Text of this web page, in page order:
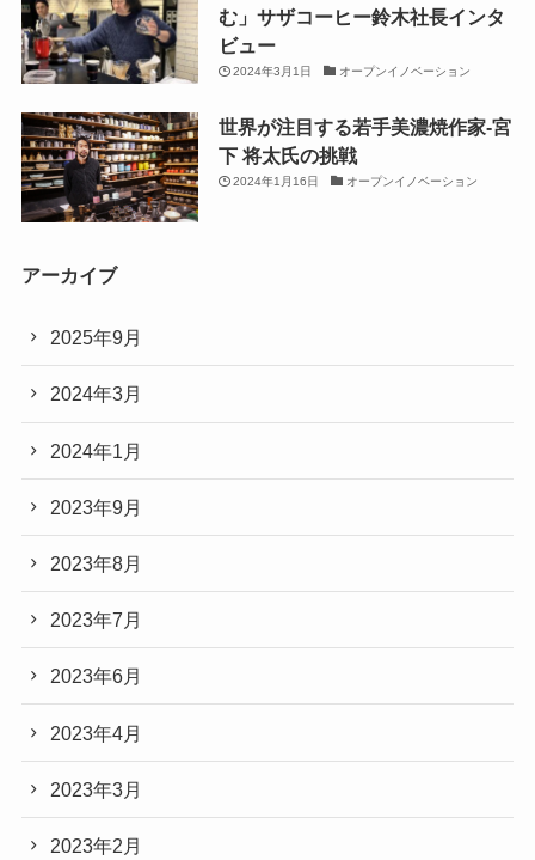
む」サザコーヒー鈴木社長インタ
ビュー
2024年3月1日 オープンイノベーション
世界が注目する若手美濃焼作家-宮
下 将太氏の挑戦
2024年1月16日 オープンイノベーション
アーカイブ
2025年9月
2024年3月
2024年1月
2023年9月
2023年8月
2023年7月
2023年6月
2023年4月
2023年3月
2023年2月